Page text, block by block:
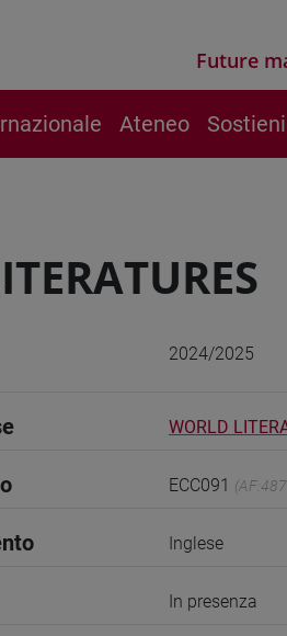
Future
Ateneo
2024/2025
WORLD
ECC091
Inglese
In presenza